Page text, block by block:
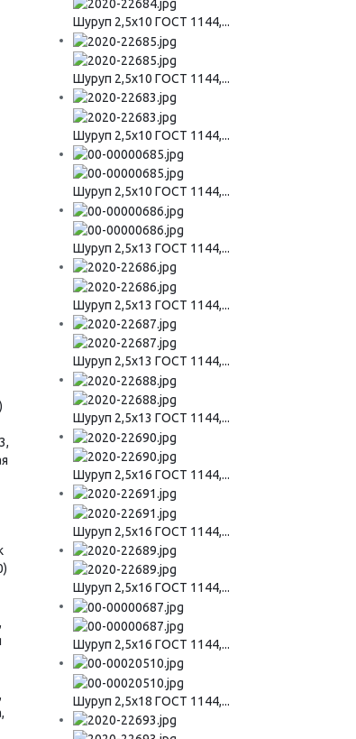
Шуруп 2,5х10 ГОСТ 1144,...
Шуруп 2,5х10 ГОСТ 1144,...
Шуруп 2,5х10 ГОСТ 1144,...
Шуруп 2,5х10 ГОСТ 1144,...
Шуруп 2,5х13 ГОСТ 1144,...
Шуруп 2,5х13 ГОСТ 1144,...
Шуруп 2,5х13 ГОСТ 1144,...
Шуруп 2,5х13 ГОСТ 1144,...
Шуруп 2,5х16 ГОСТ 1144,...
Шуруп 2,5х16 ГОСТ 1144,...
Шуруп 2,5х16 ГОСТ 1144,...
Шуруп 2,5х16 ГОСТ 1144,...
Шуруп 2,5х18 ГОСТ 1144,...